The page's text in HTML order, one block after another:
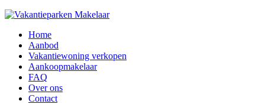
Home
Aanbod
Vakantiewoning verkopen
Aankoopmakelaar
FAQ
Over ons
Contact